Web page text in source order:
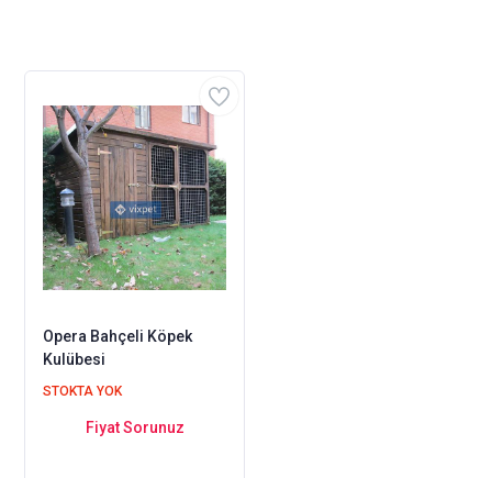
Opera Bahçeli Köpek
Kulübesi
STOKTA YOK
Fiyat Sorunuz